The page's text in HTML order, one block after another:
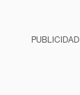
PUBLICIDAD